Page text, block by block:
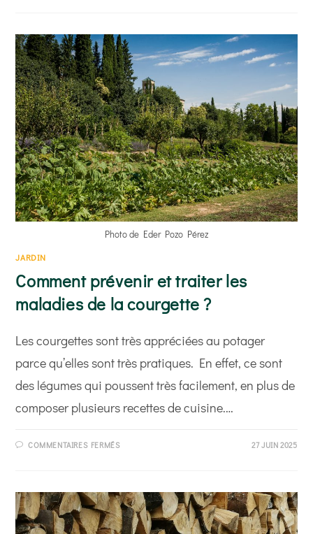
POUR
JARDINIER
Photo de Eder Pozo Pérez
JARDIN
Comment prévenir et traiter les
maladies de la courgette ?
Les courgettes sont très appréciées au potager
parce qu’elles sont très pratiques. En effet, ce sont
des légumes qui poussent très facilement, en plus de
composer plusieurs recettes de cuisine.…
COMMENTAIRES FERMÉSSUR
LES
MALADIES
DE
LA
COURGETTE ?
27 JUIN 2025